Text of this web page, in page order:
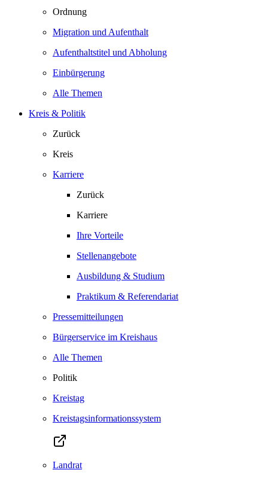
Ordnung
Migration und Aufenthalt
Aufenthaltstitel und Abholung
Einbürgerung
Alle Themen
Kreis & Politik
Zurück
Kreis
Karriere
Zurück
Karriere
Ihre Vorteile
Stellenangebote
Ausbildung & Studium
Praktikum & Referendariat
Pressemitteilungen
Bürgerservice im Kreishaus
Alle Themen
Politik
Kreistag
Kreistagsinformationssystem
Landrat